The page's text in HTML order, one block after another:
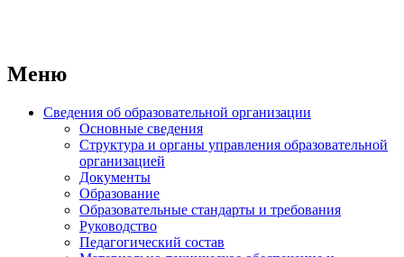
Меню
Сведения об образовательной организации
Основные сведения
Структура и органы управления образовательной
организацией
Документы
Образование
Образовательные стандарты и требования
Руководство
Педагогический состав